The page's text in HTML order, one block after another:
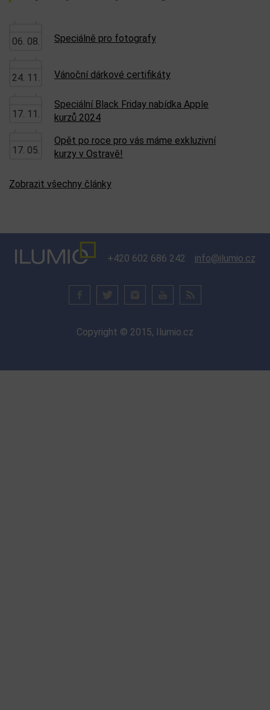
06. 08. Speciálně pro fotografy
24. 11. Vánoční dárkové certifikáty
17. 11.
Speciální Black Friday nabídka Apple
kurzů 2024
17. 05.
Opět po roce pro vás máme exkluzivní
kurzy v Ostravě!
Zobrazit všechny články
+420 602 686 242 info@ilumio.cz
Copyright © 2015, Ilumio.cz